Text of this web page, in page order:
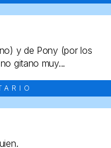
y de Pony (por los
gitano muy...